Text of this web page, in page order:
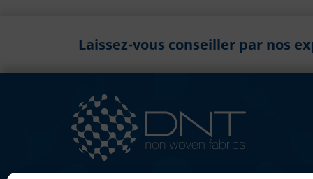
Laissez-vous conseiller par nos